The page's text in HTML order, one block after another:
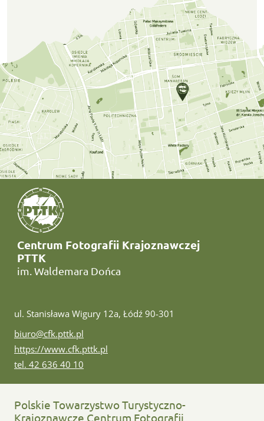
Centrum Fotografii Krajoznawczej
PTTK
im. Waldemara Dońca
ul. Stanisława Wigury 12a, Łódź 90-301
e-mail:
biuro@cfk.pttk.pl
www:
https://www.cfk.pttk.pl
tel:
tel. 42 636 40 10
Polskie Towarzystwo Turystyczno-
Krajoznawcze Centrum Fotografii